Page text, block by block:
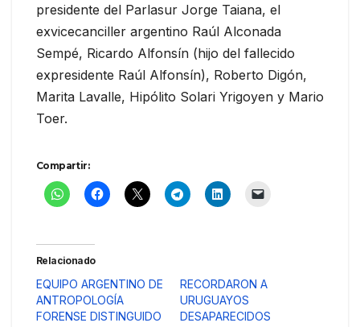
presidente del Parlasur Jorge Taiana, el
exvicecanciller argentino Raúl Alconada
Sempé, Ricardo Alfonsín (hijo del fallecido
expresidente Raúl Alfonsín), Roberto Digón,
Marita Lavalle, Hipólito Solari Yrigoyen y Mario
Toer.
Compartir:
Relacionado
EQUIPO ARGENTINO DE
ANTROPOLOGÍA
FORENSE DISTINGUIDO
RECORDARON A
URUGUAYOS
DESAPARECIDOS